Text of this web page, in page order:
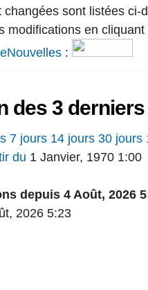
changées sont listées ci-
modifications en
:
des 3
7 jours 14 jours 30 jours
du 1 Janvier, 1970 1:00
depuis 4 Août, 2026
2026 5:23